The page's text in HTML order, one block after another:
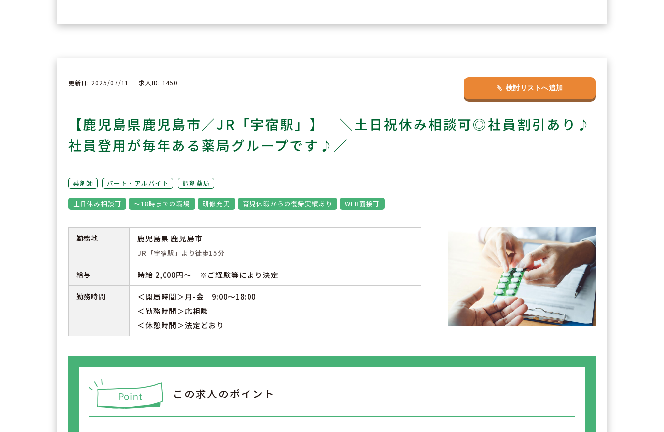
更新日: 2025/07/11 求人ID: 1450
検討リストへ追加
【鹿児島県鹿児島市／JR「宇宿駅」】 ＼土日祝休み相談可◎社員割引あり♪
社員登用が毎年ある薬局グループです♪／
薬剤師 パート・アルバイト 調剤薬局
土日休み相談可 ～18時までの職場 研修充実 育児休暇からの復帰実績あり WEB面接可
勤務地 鹿児島県 鹿児島市
JR「宇宿駅」より徒歩15分
給与 時給 2,000円～ ※ご経験等により決定
勤務時間
＜開局時間＞月-金 9:00～18:00
＜勤務時間＞応相談
＜休憩時間＞法定どおり
この求人のポイント